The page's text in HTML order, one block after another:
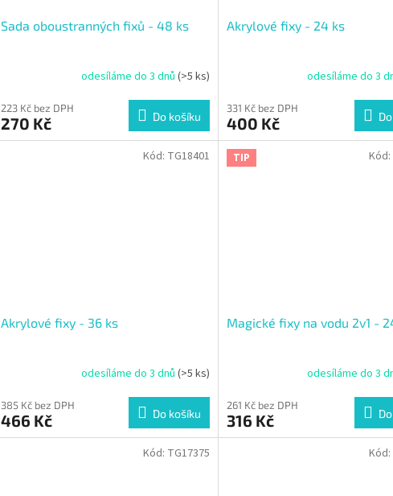
Sada oboustranných fixů - 48 ks
odesíláme do 3 dnů (>5 ks)
223 Kč bez DPH
270 Kč Do košíku
Akrylové fixy - 24 ks
odesíláme do 3
331 Kč bez DPH
400 Kč
Akrylové fixy - 36 ks
odesíláme do 3 dnů (>5 ks)
385 Kč bez DPH
466 Kč Do košíku
Kód: TG18401 TIP
Magické fixy na vodu 2v1 -
odesíláme do 3
261 Kč bez DPH
316 Kč
Kód:
Kód: TG17375 Kód: